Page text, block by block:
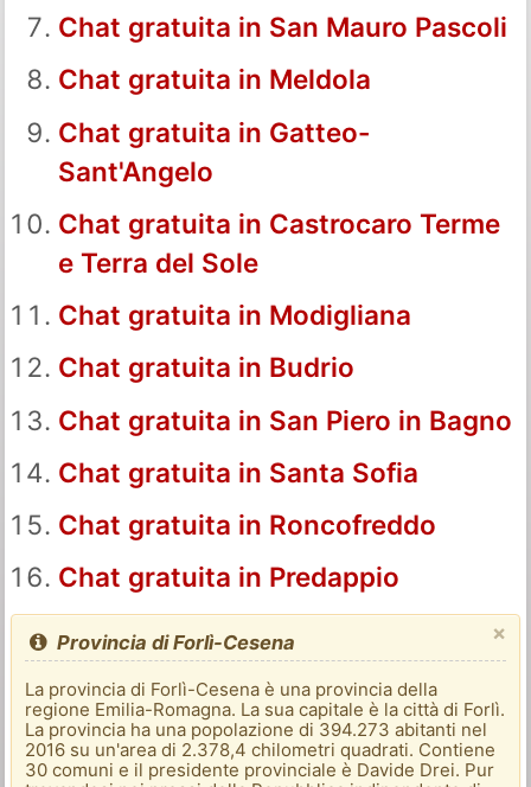
Chat gratuita in San Mauro Pascoli
Chat gratuita in Meldola
Chat gratuita in Gatteo-
Sant'Angelo
Chat gratuita in Castrocaro Terme
e Terra del Sole
Chat gratuita in Modigliana
Chat gratuita in Budrio
Chat gratuita in San Piero in Bagno
Chat gratuita in Santa Sofia
Chat gratuita in Roncofreddo
Chat gratuita in Predappio
×
Provincia di Forlì-Cesena
La provincia di Forlì-Cesena è una provincia della
regione Emilia-Romagna. La sua capitale è la città di Forlì.
La provincia ha una popolazione di 394.273 abitanti nel
2016 su un'area di 2.378,4 chilometri quadrati. Contiene
30 comuni e il presidente provinciale è Davide Drei. Pur